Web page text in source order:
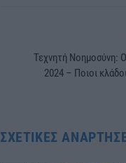
Τεχνητή Νοημοσύνη:
2024 – Ποιοι
ΣΧΕΤΙΚΈΣ